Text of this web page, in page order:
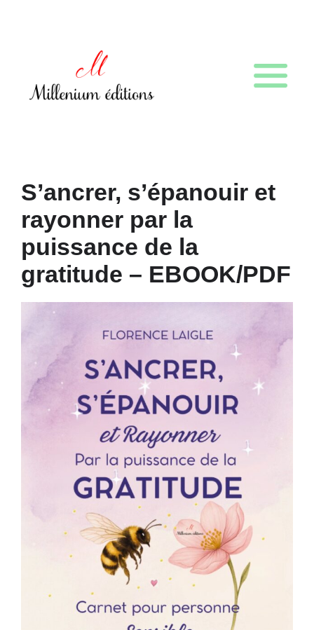
S’ancrer, s’épanouir et
rayonner par la
puissance de la
gratitude – EBOOK/PDF